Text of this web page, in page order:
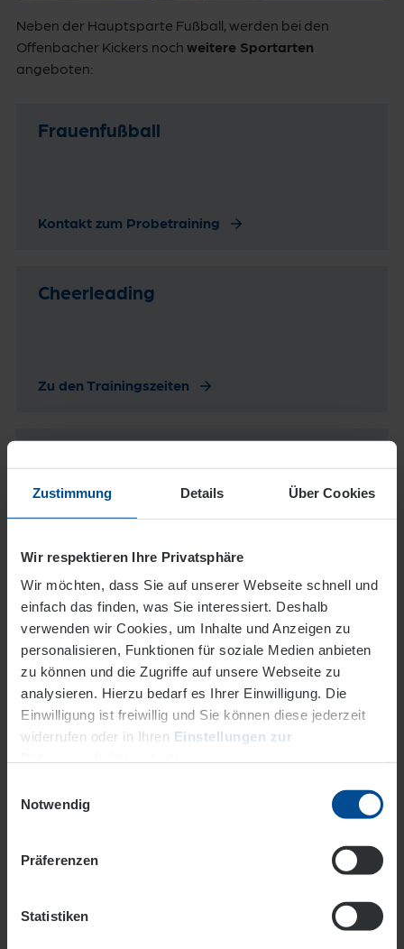
Zustimmung Details Über Cookies
Wir respektieren Ihre Privatsphäre
Wir möchten, dass Sie auf unserer Webseite schnell und
einfach das finden, was Sie interessiert. Deshalb
verwenden wir Cookies, um Inhalte und Anzeigen zu
personalisieren, Funktionen für soziale Medien anbieten
zu können und die Zugriffe auf unsere Webseite zu
analysieren. Hierzu bedarf es Ihrer Einwilligung. Die
Einwilligung ist freiwillig und Sie können diese jederzeit
widerrufen oder in Ihren Einstellungen zur
Datenschutz
Notwendig
Präferenzen
Statistiken
Neben der Hauptsparte Fußball, werden bei den
Offenbacher Kickers noch weitere Sportarten
angeboten:
Frauenfußball
Kontakt zum Probetraining
Cheerleading
Zu den Trainingszeiten
Ein bisschen Geschichte:
Historie des OFC
Als größte Fußballverein in der Stadt Offenbach kann der
zurückblicken. Als fußballinteressierte Neubürger in
Überblick zum